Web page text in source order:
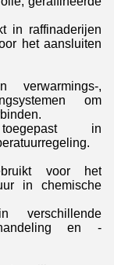
in raffinaderijen
het aansluiten
verwarmings-,
om
toegepast in
voor het
in chemische
verschillende
en -